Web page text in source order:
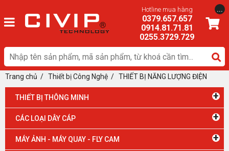
Hotline mua hàng
0379.657.657
0914.81.71.81
0255.3729.729
...
Trang chủ / Thiết bị Công Nghệ / THIẾT BỊ NĂNG LƯỢNG ĐIỆN
THIẾT BỊ THÔNG MINH +
CÁC LOẠI DÂY CÁP +
MÁY ẢNH - MÁY QUAY - FLY CAM +